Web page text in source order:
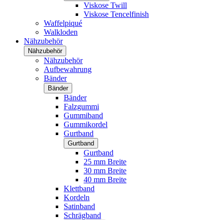
Viskose Twill
Viskose Tencelfinish
Waffelpiqué
Walkloden
Nähzubehör
Nähzubehör
Nähzubehör
Aufbewahrung
Bänder
Bänder
Bänder
Falzgummi
Gummiband
Gummikordel
Gurtband
Gurtband
Gurtband
25 mm Breite
30 mm Breite
40 mm Breite
Klettband
Kordeln
Satinband
Schrägband